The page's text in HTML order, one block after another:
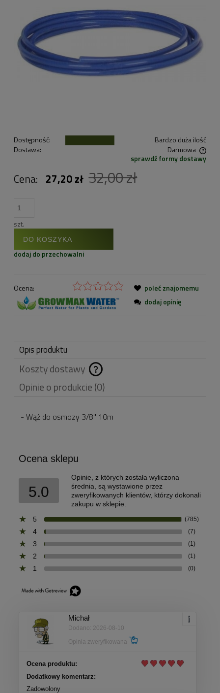
Dostępność:
Bardzo duża ilość
Dostawa:
Darmowa
Cena nie zawiera ewentualnych kosztów płatnościsprawdź formy dostawy
Cena: 27,20 zł 32,00 zł
szt.
DO KOSZYKA
dodaj do przechowalni
Ocena:
poleć znajomemu
dodaj opinię
Opis produktu
Koszty dostawy
Cena nie zawiera
ewentualnych kosztów
płatności
Opinie o produkcie (0)
- Wąż do osmozy 3/8'' 10m
Ocena sklepu
5.0
Opinie, z których została wyliczona
średnia, są wystawione przez
zweryfikowanych klientów, którzy dokonali
zakupu w sklepie.
5
(785)
4 (7)
3 (1)
2 (1)
1 (0)
Michał
Dodano: 2026-08-10
Opinia zweryfikowana
Ocena produktu:
Dodatkowy komentarz:
Zadowolony